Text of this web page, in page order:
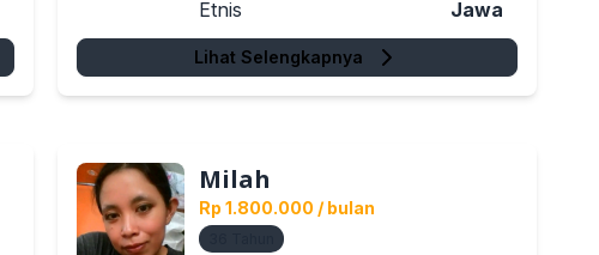
Etnis
Jawa
Lihat Selengkapnya
Milah
Rp 1.800.000 / bulan